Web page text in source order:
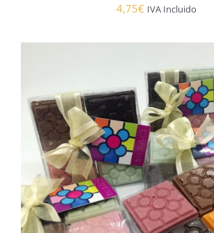
4,75€ IVA Incluido